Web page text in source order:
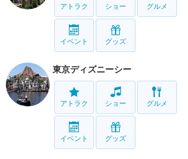
アトラク ショー グルメ
イベント グッズ
東京ディズニーシー
アトラク ショー グルメ
イベント グッズ